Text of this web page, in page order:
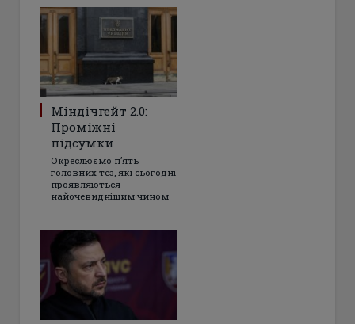
Міндічгейт 2.0:
Проміжні
підсумки
Окреслюємо пʼять
головних тез, які сьогодні
проявляються
найочевиднішим чином